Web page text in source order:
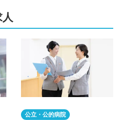
公立・公的病院